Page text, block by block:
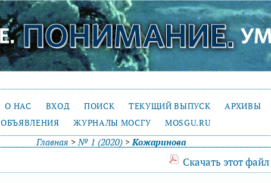
О НАС ВХОД ПОИСК ТЕКУЩИЙ ВЫПУСК
АРХИВЫ
ОБЪЯВЛЕНИЯ
ЖУРНАЛЫ МОСГУ MOSGU.RU
Главная >№ 1 (2020) >Кожаринова
Скачать этот